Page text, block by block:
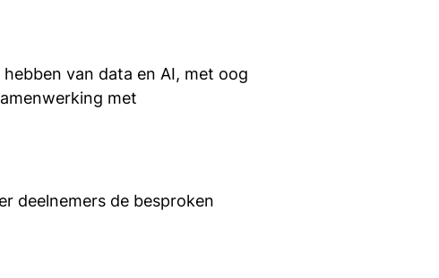
van data en AI, met oog
met
deelnemers de besproken